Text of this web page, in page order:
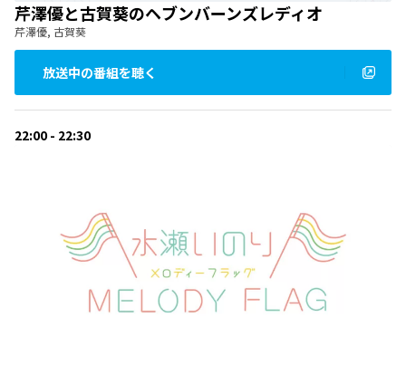
芹澤優と古賀葵のヘブンバーンズレディオ
芹澤優, 古賀葵
放送中の番組を聴く
22:00 - 22:30